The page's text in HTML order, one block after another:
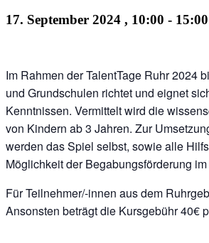
17. September 2024 , 10:00 - 15:00
Im Rahmen der TalentTage Ruhr 2024
und Grundschulen richtet und eignet
Kenntnissen. Vermittelt wird die
von Kindern ab 3 Jahren. Zur
werden das Spiel selbst, sowie alle
Möglichkeit der Begabungsförderung
Für Teilnehmer/-innen aus dem
Ansonsten beträgt die Kursgebühr 40€